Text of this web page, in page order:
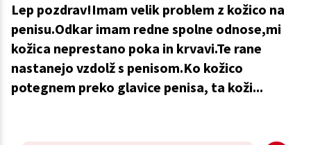
Lep pozdrav!Imam velik problem z kožico na
penisu.Odkar imam redne spolne odnose,mi
kožica neprestano poka in krvavi.Te rane
nastanejo vzdolž s penisom.Ko kožico
potegnem preko glavice penisa, ta koži...